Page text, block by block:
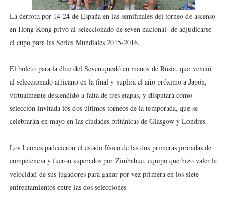
Mundial de lacrosse femenino 2026 (Tokio, Japón) -
Máxima celebración en el último Impact! con Jason
Raquel Rodriguez es la nueva monarca
Campeonato de Europa de atletismo femenino 2026
La derrota por 14-24 de España en las semifinales del torneo de ascenso
en Hong Kong privó al seleccionado de seven nacional de adjudicarse
el cupo para las Series Mundiales 2015-2016.
El boleto para la élite del Seven quedó en manos de Rusia, que venció
al seleccionado africano en la final y suplirá el año próximo a Japón,
virtualmente descendido a falta de tres etapas, y disputará como
selección invitada los dos últimos torneos de la temporada, que se
celebrarán en mayo en las ciudades británicas de Glasgow y Londres
Los Leones padecieron el estado físico de las dos primeras jornadas de
competencia y fueron superados por Zimbabue, equipo que hizo valer la
velocidad de sus jugadores para ganar por vez primera en los siete
enfrentamientos entre las dos selecciones